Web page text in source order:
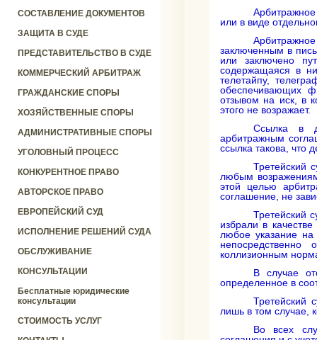
СОСТАВЛЕНИЕ ДОКУМЕНТОВ
ЗАЩИТА В СУДЕ
ПРЕДСТАВИТЕЛЬСТВО В СУДЕ
КОММЕРЧЕСКИЙ АРБИТРАЖ
ГРАЖДАНСКИЕ СПОРЫ
ХОЗЯЙСТВЕННЫЕ СПОРЫ
АДМИНИСТРАТИВНЫЕ СПОРЫ
УГОЛОВНЫЙ ПРОЦЕСС
КОНКУРЕНТНОЕ ПРАВО
АВТОРСКОЕ ПРАВО
ЕВРОПЕЙСКИЙ СУД
ИСПОЛНЕНИЕ РЕШЕНИЙ СУДА
ОБСЛУЖИВАНИЕ
КОНСУЛЬТАЦИИ
Бесплатные юридические
консультации
СТОИМОСТЬ УСЛУГ
или в виде
заключенным в
или заключено
содержащаяся в
телетайпу,
обеспечивающих
отзывом на иск, в
этого не возражает.
Ссылка в
арбитражным
ссылка такова, что
Третейский
любым
этой целью
соглашение, не
Третейский
избрали в
любое указание на
коллизионным
В случае
определенное в
Третейский
лишь в том случае,
Во всех